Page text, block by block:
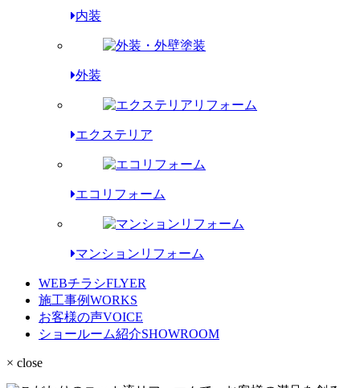
内装
外装
エクステリア
エコリフォーム
マンションリフォーム
WEBチラシFLYER
施工事例WORKS
お客様の声VOICE
ショールーム紹介SHOWROOM
× close